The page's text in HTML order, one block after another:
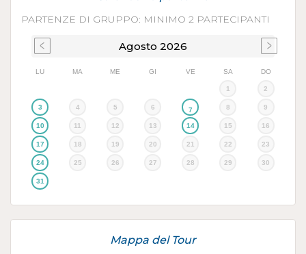
PARTENZE DI GRUPPO: MINIMO 2 PARTECIPANTI
Agosto 2026
LU MA ME GI VE SA DO
1 2
3 4 5 6 7 8 9
10 11 12 13 14 15 16
17 18 19 20 21 22 23
24 25 26 27 28 29 30
31
Mappa del Tour